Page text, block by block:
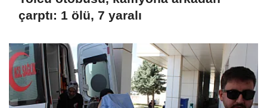
çarptı: 1 ölü, 7 yaralı